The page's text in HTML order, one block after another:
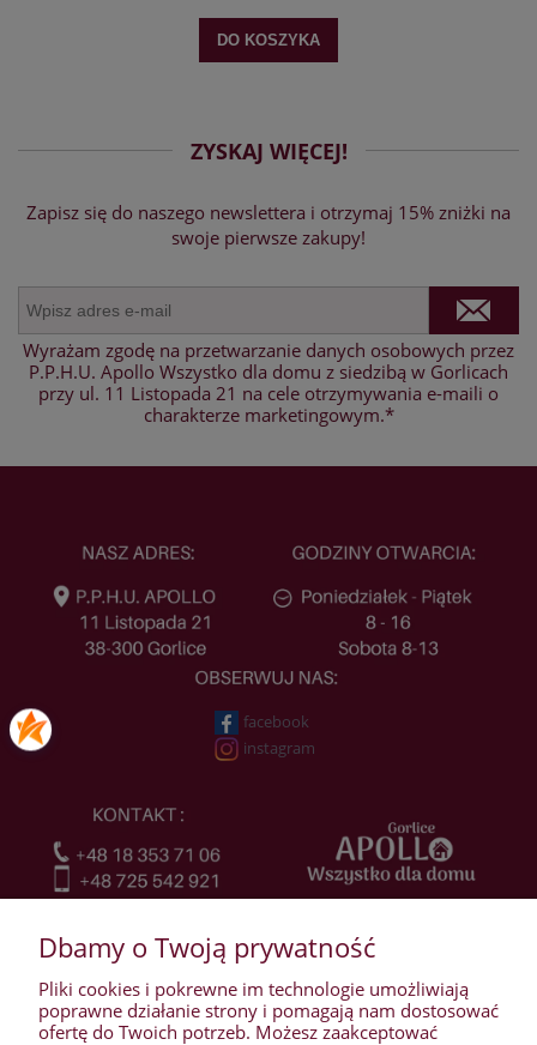
DO KOSZYKA
ZYSKAJ WIĘCEJ!
Zapisz się do naszego newslettera i otrzymaj 15% zniżki na
swoje pierwsze zakupy!
Wyrażam zgodę na przetwarzanie danych osobowych przez
P.P.H.U. Apollo Wszystko dla domu z siedzibą w Gorlicach
przy ul. 11 Listopada 21 na cele otrzymywania e-maili o
charakterze marketingowym.*
facebook
instagram
Dbamy o Twoją prywatność
Pliki cookies i pokrewne im technologie umożliwiają
poprawne działanie strony i pomagają nam dostosować
ofertę do Twoich potrzeb. Możesz zaakceptować